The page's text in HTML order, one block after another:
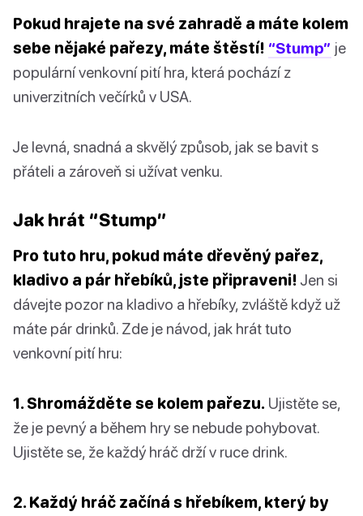
Pokud hrajete na své zahradě a máte kolem
sebe nějaké pařezy, máte štěstí! “Stump” je
populární venkovní pití hra, která pochází z
univerzitních večírků v USA.
Je levná, snadná a skvělý způsob, jak se bavit s
přáteli a zároveň si užívat venku.
Jak hrát “Stump”
Pro tuto hru, pokud máte dřevěný pařez,
kladivo a pár hřebíků, jste připraveni! Jen si
dávejte pozor na kladivo a hřebíky, zvláště když už
máte pár drinků. Zde je návod, jak hrát tuto
venkovní pití hru:
1. Shromážděte se kolem pařezu. Ujistěte se,
že je pevný a během hry se nebude pohybovat.
Ujistěte se, že každý hráč drží v ruce drink.
2. Každý hráč začíná s hřebíkem, který by